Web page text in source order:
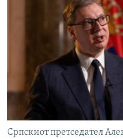
Српскиот претседател